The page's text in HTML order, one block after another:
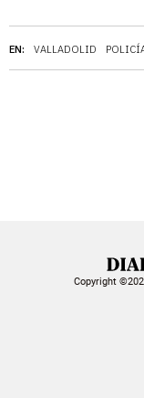
EN: VALLADOLID
Copyright